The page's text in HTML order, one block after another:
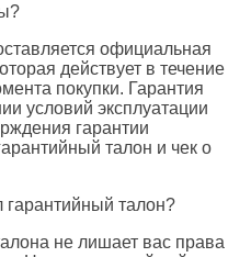
официальная
действует в течение
покупки. Гарантия
условий эксплуатации
гарантии
талон и чек о
гарантийный талон?
не лишает вас права